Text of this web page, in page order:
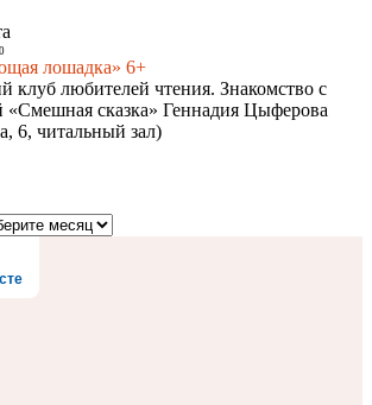
лошадка» 6+
клуб любителей чтения. Знакомство с
«Смешная сказка» Геннадия Цыферова
6, читальный зал)